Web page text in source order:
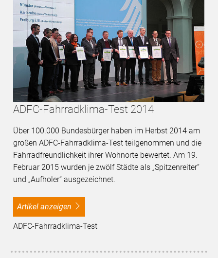
ADFC-Fahrradklima-Test 2014
Über 100.000 Bundesbürger haben im Herbst 2014 am
großen ADFC-Fahrradklima-Test teilgenommen und die
Fahrradfreundlichkeit ihrer Wohnorte bewertet. Am 19.
Februar 2015 wurden je zwölf Städte als „Spitzenreiter“
und „Aufholer“ ausgezeichnet.
Artikel anzeigen
ADFC-Fahrradklima-Test